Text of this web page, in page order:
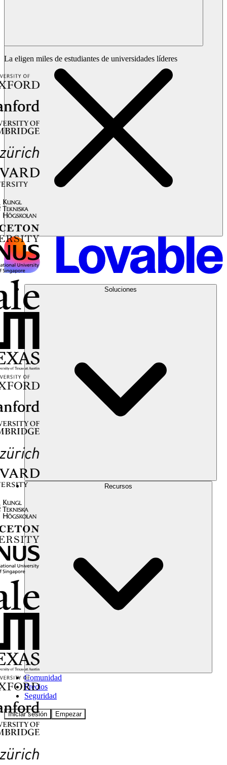
Soluciones
Recursos
Comunidad
Precios
Seguridad
Iniciar sesión Empezar
La eligen miles de estudiantes de universidades líderes